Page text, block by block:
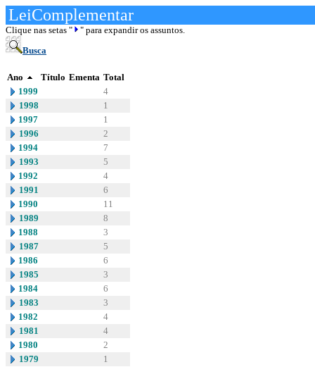
LeiComplementar
Clique nas setas "
" para expandir os assuntos.
Busca
Ano Título Ementa Total
1999
4
1998
1
1997
1
1996
2
1994
7
1993
5
1992
4
1991
6
1990
11
1989
8
1988
3
1987
5
1986
6
1985
3
1984
6
1983
3
1982
4
1981
4
1980
2
1979
1